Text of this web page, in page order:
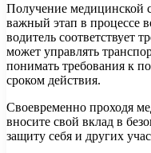
Получение медицинской
важный этап в процессе
водитель соответствует
может управлять
понимать требования к
сроком действия.
Своевременно проходя
вносите свой вклад в
защиту себя и других